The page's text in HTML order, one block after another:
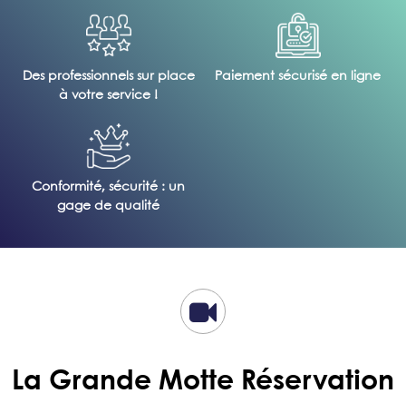
Des professionnels sur place
à votre service !
Paiement sécurisé en ligne
Conformité, sécurité : un
gage de qualité
La Grande Motte Réservation